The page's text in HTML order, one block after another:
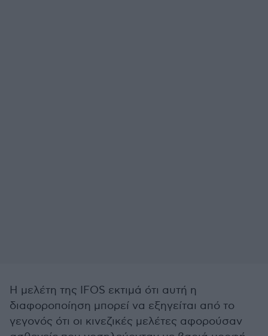
Η μελέτη της IFOS εκτιμά ότι αυτή η
διαφοροποίηση μπορεί να εξηγείται από το
γεγονός ότι οι κινεζικές μελέτες αφορούσαν